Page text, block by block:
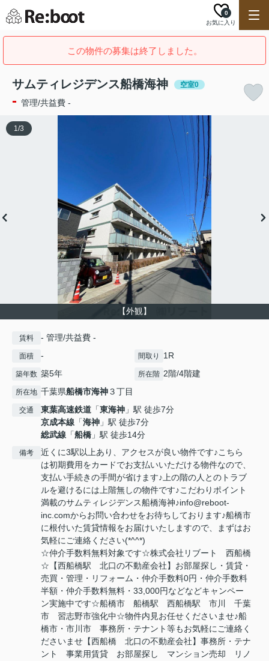
お気に入り
0
この物件の募集は終了しました。
サムティレジデンス船橋海神 空室0
- 管理/共益費 -
【外観】
1/3
賃料 - 管理/共益費 -
面積 - 間取り 1R
築年数 築5年 所在階 2階/4階建
所在地 千葉県船橋市海神３丁目
交通 東葉高速鉄道 「東海神 」駅 徒歩7分
京成本線 「海神 」駅 徒歩7分
総武線 「船橋 」駅 徒歩14分
備考
近くに3駅以上あり、アクセスが良い物件です♪こちら
は初期費用をカードでお支払いいただける物件なので、
支払い手続きの手間が省けます♪上の階の人とのトラブ
ルを避けるには上階無しの物件です♪こだわりポイント
満載のサムティレジデンス船橋海神♪info@reboot-
inc.comからお問い合わせをお待ちしております♪船橋市
に根付いた賃貸情報をお届けいたしますので、まずはお
気軽にご連絡ください(*^^*)
☆仲介手数料無料対象です☆株式会社リブート 西船橋
☆【西船橋駅 北口の不動産会社】お部屋探し・賃貸・
売買・管理・リフォーム・仲介手数料0円・仲介手数料
半額・仲介手数料無料・33,000円などなどキャンペー
ン実施中です☆船橋市 船橋駅 西船橋駅 市川 千葉
市 習志野市強化中☆物件内見お任せくださいませ♪船
橋市・市川市 事務所・テナント等もお気軽にご連絡く
ださいませ【西船橋 北口の不動産会社】事務所・テナ
ント 事業用賃貸 お部屋探し マンション売却 リノ